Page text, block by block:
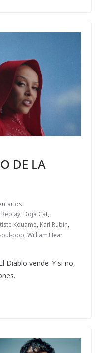
DE LA
Replay, Doja Cat,
Kouame, Karl Rubin,
pop, William Hear
Diablo vende. Y si no,